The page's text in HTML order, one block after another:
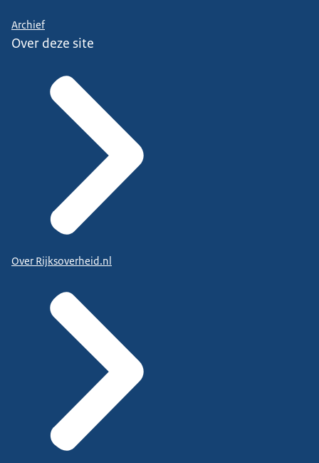
Archief
Over deze site
Over Rijksoverheid.nl